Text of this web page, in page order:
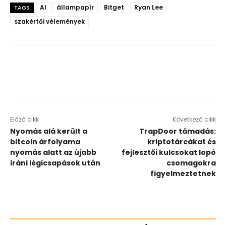
TAGS AI állampapír Bitget
Ryan Lee
szakértői vélemények
Előző cikk
Nyomás alá került a
bitcoin árfolyama
nyomás alatt az újabb
iráni légicsapások után
Következő cikk
TrapDoor támadás:
kriptotárcákat és
fejlesztői kulcsokat lopó
csomagokra
figyelmeztetnek